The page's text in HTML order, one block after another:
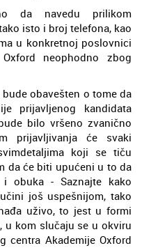
da navedu prilikom
isto i broj telefona, kao
u konkretnoj poslovnici
neophodno zbog
obavešten o tome da
prijavljenog kandidata
bilo vršeno zvanično
prijavljivanja će svaki
koji se tiču
da će biti upućeni u to da
obuka - Saznajte kako
još uspešnijom, tako
uživo, to jest u formi
u kom slučaju se u okviru
centra Akademije Oxford